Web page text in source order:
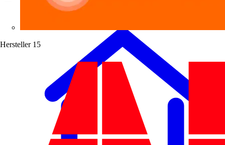
Hersteller 15